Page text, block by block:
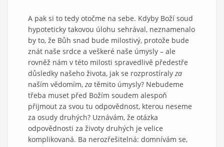
A pak si to tedy otočme na sebe. Kdyby Boží soud
hypoteticky takovou úlohu sehrával, neznamenalo
by to, že Bůh snad bude milostivý, protože bude
znát naše srdce a veškeré naše úmysly – ale
rovněž nám v této milosti spravedlivě předestře
důsledky našeho života, jak se rozprostíraly za
naším vědomím, za těmito úmysly? Nebudeme
třeba muset před Božím soudem alespoň
přijmout za svou tu odpovědnost, kterou neseme
za osudy druhých? Uznávám, že otázka
odpovědnosti za životy druhých je velice
komplikovaná. Ba nerozřešitelná: domnívám se,